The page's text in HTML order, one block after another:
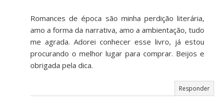
Romances de época são minha perdição literária,
amo a forma da narrativa, amo a ambientação, tudo
me agrada. Adorei conhecer esse livro, já estou
procurando o melhor lugar para comprar. Beijos e
obrigada pela dica.
Responder